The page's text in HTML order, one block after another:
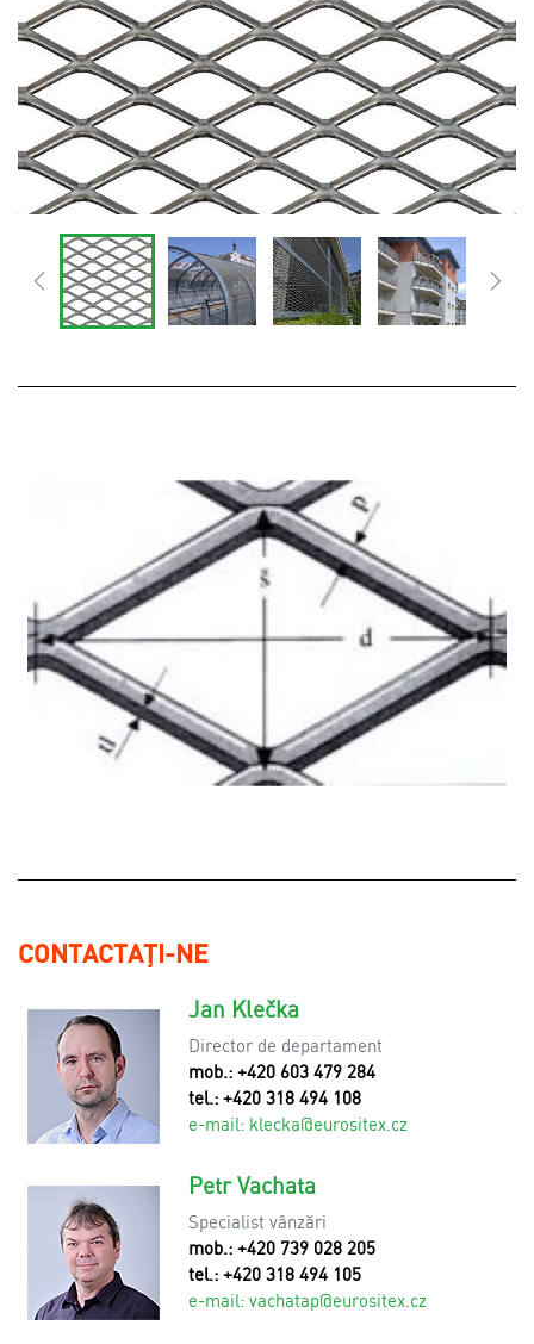
CONTACTAȚI-NE
Jan Klečka
Director de departament
mob.: +420 603 479 284
tel.: +420 318 494 108
e-mail: klecka@eurositex.cz
Petr Vachata
Specialist vânzări
mob.: +420 739 028 205
tel.: +420 318 494 105
e-mail: vachatap@eurositex.cz